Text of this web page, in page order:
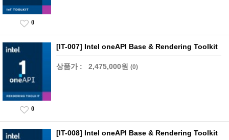
0
[IT-007] Intel oneAPI Base & Rendering Toolkit
상품가 : 2,475,000원 (0)
0
[IT-008] Intel oneAPI Base & Rendering Toolkit